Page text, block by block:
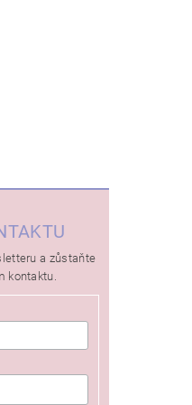
a zůstaňte
kontaktu.